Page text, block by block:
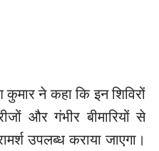
ने कहा कि इन शिविरों
और गंभीर बीमारियों से
उपलब्ध कराया जाएगा।